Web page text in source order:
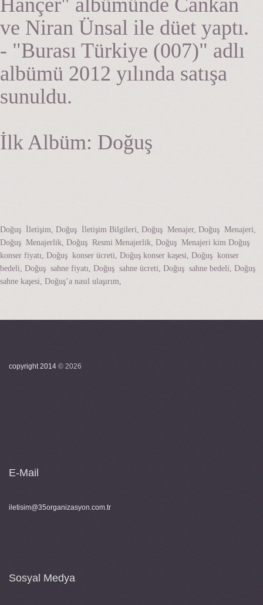
Hançer" albümünde Cankan
ve Niran Ünsal ile düet yaptı.
- "Burası Türkiye (007)" adlı
albümü 2012 yılında satışa
sunuldu.
İlk Albüm: Doğuş
Doğuş İletişim, Doğuş İletişim Bilgileri, Doğuş Menajer, Doğuş Menajeri,
Doğuş Menajerlik, Doğuş Resmi Menajerlik, Doğuş Menajeri kim Doğuş
konser fiyatı, Doğuş konser ücreti, Doğuş konser kaşesi, Doğuş konser
bedeli, Doğuş sahne fiyatı, Doğuş sahne ücreti, Doğuş sahne bedeli, Doğuş
sahne kaşesi, Doğuş’a nasıl ulaşırım,
copyright 2014 © 2026
E-Mail
iletisim@35organizasyon.com.tr
Sosyal Medya